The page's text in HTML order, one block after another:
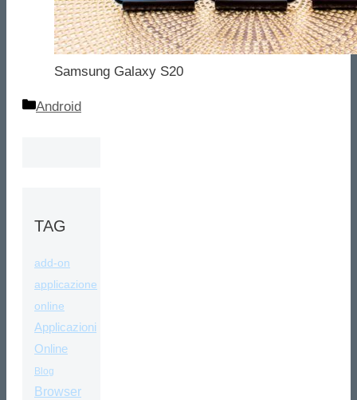
Samsung Galaxy S20
Categorie
Android
TAG
add-on
applicazione
online
Applicazioni
Online
Blog
Browser